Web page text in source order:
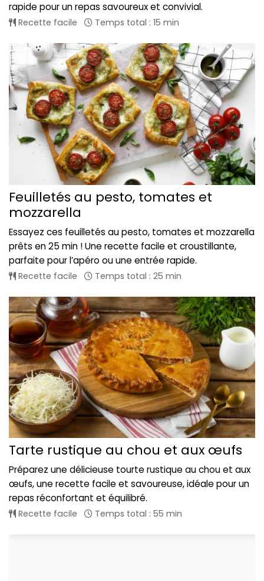
rapide pour un repas savoureux et convivial.
Recette facile Temps total : 15 min
Feuilletés au pesto, tomates et
mozzarella
Essayez ces feuilletés au pesto, tomates et mozzarella
prêts en 25 min ! Une recette facile et croustillante,
parfaite pour l’apéro ou une entrée rapide.
Recette facile Temps total : 25 min
Tarte rustique au chou et aux œufs
Préparez une délicieuse tourte rustique au chou et aux
œufs, une recette facile et savoureuse, idéale pour un
repas réconfortant et équilibré.
Recette facile Temps total : 55 min